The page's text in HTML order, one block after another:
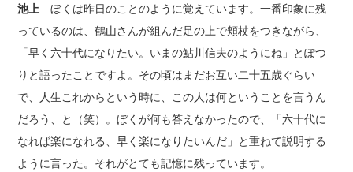
池上 ぼくは昨日のことのように覚えています。一番印象に残
っているのは、鶴山さんが組んだ足の上で頬杖をつきながら、
「早く六十代になりたい。いまの鮎川信夫のようにね」とぽつ
りと語ったことですよ。その頃はまだお互い二十五歳ぐらい
で、人生これからという時に、この人は何ということを言うん
だろう、と（笑）。ぼくが何も答えなかったので、「六十代に
なれば楽になれる、早く楽になりたいんだ」と重ねて説明する
ように言った。それがとても記憶に残っています。